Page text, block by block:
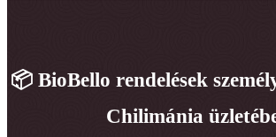
📦 BioBello rendelések
Chilimánia